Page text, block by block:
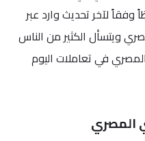
ملحوظاً وفقاً لآخر تحديث وارد عبر
ويتسأل الكثير من الناس
في تعاملات اليوم
المصري